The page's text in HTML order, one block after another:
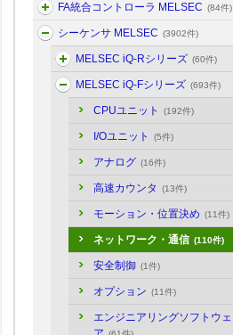
FA統合コントローラ MELSEC (84件)
シーケンサ MELSEC (3902件)
MELSEC iQ-Rシリーズ (60件)
MELSEC iQ-Fシリーズ (693件)
CPUユニット (192件)
I/Oユニット (5件)
アナログ (16件)
高速カウンタ (13件)
モーション・位置決め (11件)
ネットワーク・通信 (110件)
安全制御 (1件)
オプション (11件)
エンジニアリングソフトウェ